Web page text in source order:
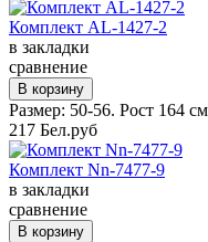
Комплект AL-1427-2
в закладки
сравнение
Размер: 50-56. Рост 164
217 Бел.руб
Комплект Nn-7477-9
в закладки
сравнение